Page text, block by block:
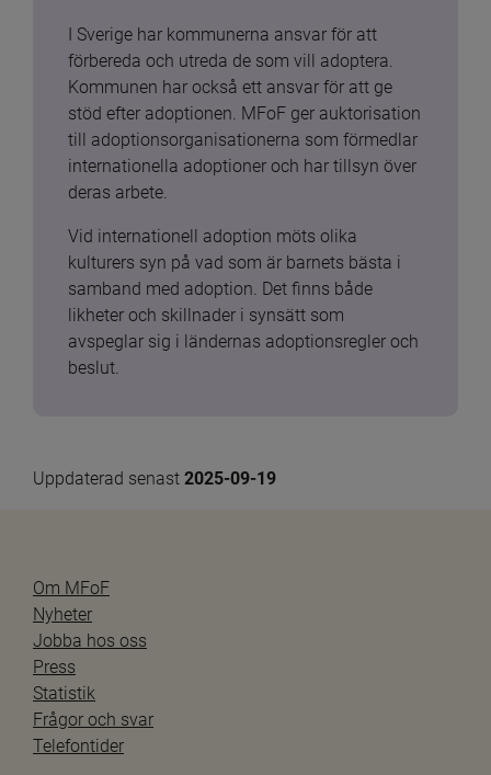
I Sverige har kommunerna ansvar för att
förbereda och utreda de som vill adoptera.
Kommunen har också ett ansvar för att ge
stöd efter adoptionen. MFoF ger auktorisation
till adoptionsorganisationerna som förmedlar
internationella adoptioner och har tillsyn över
deras arbete.
Vid internationell adoption möts olika
kulturers syn på vad som är barnets bästa i
samband med adoption. Det finns både
likheter och skillnader i synsätt som
avspeglar sig i ländernas adoptionsregler och
beslut.
Uppdaterad senast 2025-09-19
Om MFoF
Nyheter
Jobba hos oss
Press
Statistik
Frågor och svar
Telefontider